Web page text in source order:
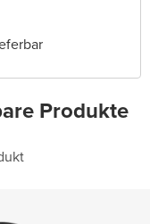
Produkte